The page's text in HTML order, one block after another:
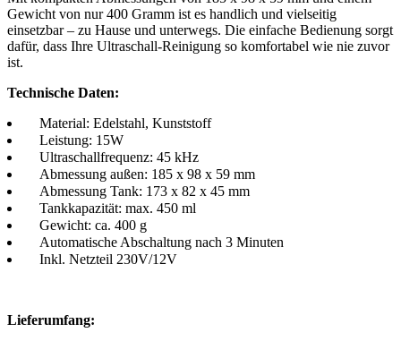
Gewicht von nur 400 Gramm ist es handlich und vielseitig
einsetzbar – zu Hause und unterwegs. Die einfache Bedienung sorgt
dafür, dass Ihre Ultraschall-Reinigung so komfortabel wie nie zuvor
ist.
Technische Daten:
Material: Edelstahl, Kunststoff
Leistung: 15W
Ultraschallfrequenz: 45 kHz
Abmessung außen: 185 x 98 x 59 mm
Abmessung Tank: 173 x 82 x 45 mm
Tankkapazität: max. 450 ml
Gewicht: ca. 400 g
Automatische Abschaltung nach 3 Minuten
Inkl. Netzteil 230V/12V
Lieferumfang: